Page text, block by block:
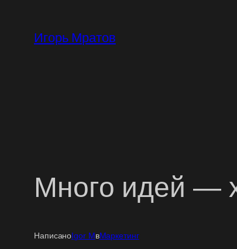
содержимому
Игорь Мратов
Много идей —
НаписаноIgor MвМаркетинг